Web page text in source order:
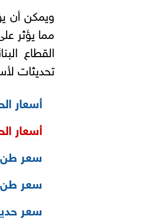
ويمكن أن
مما يؤثر
القطاع
تحديثات
أسعار
أسعار
سعر طن
سعر طن
سعر